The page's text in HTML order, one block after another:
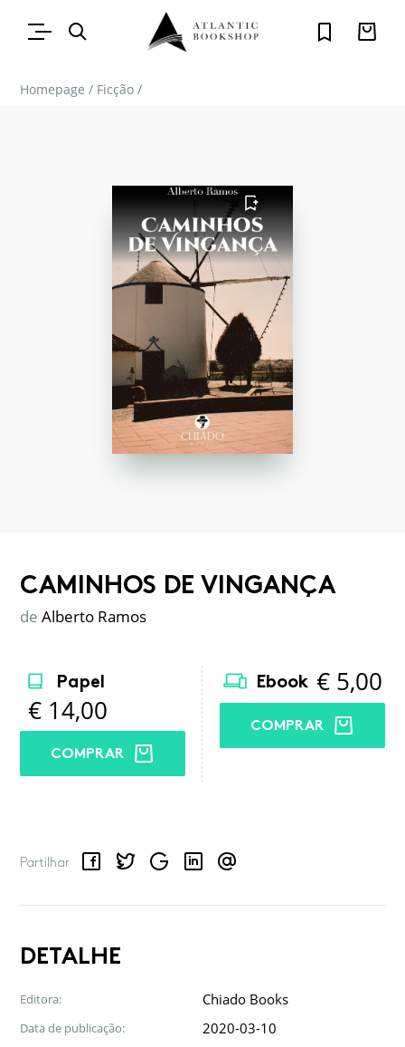
Homepage / Ficção /
FAVORITO
CAMINHOS DE VINGANÇA
de Alberto Ramos
Papel
€ 14,00
COMPRAR
Ebook € 5,00
COMPRAR
Partilhar
FacebookTwitterGoogle LinkedInEmail
DETALHE
Editora: Chiado Books
Data de publicação: 2020-03-10